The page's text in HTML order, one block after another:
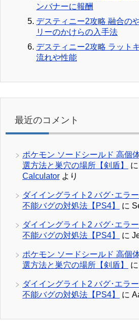
ンバナーに報酬
デスティニー2攻略 融合の
リーのかけらの入手法
デスティニー2攻略 ラット
流れや性能
最近のコメント
ポケモン ソードシールド 高個
選方法と巣穴の場所【剣盾】
に
Calculator より
ダイイングライト2 バグ･エラ
不能バグの対処法【PS4】
に
ダイイングライト2 バグ･エラ
不能バグの対処法【PS4】
に
ポケモン ソードシールド 高個
選方法と巣穴の場所【剣盾】
に
ダイイングライト2 バグ･エラ
不能バグの対処法【PS4】
に